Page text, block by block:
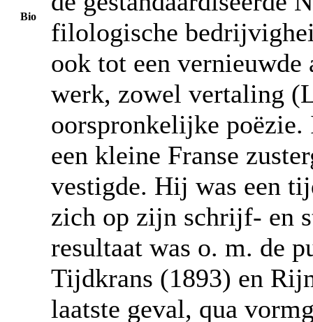
Bio
filologische
ook tot een
werk, zowel vertaling
oorspronkelijke
een kleine Franse
vestigde. Hij was een
zich op zijn schrijf- en
resultaat was o. m. de
Tijdkrans (1893) en
laatste geval, qua